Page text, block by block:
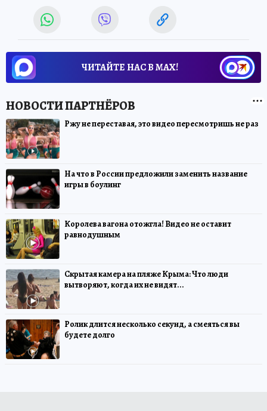
ЧИТАЙТЕ НАС В МАХ!
Ржу не переставая, это видео пересмотришь не раз
На что в России предложили заменить название
игры в боулинг
Королева вагона отожгла! Видео не оставит
равнодушным
Скрытая камера на пляже Крыма: Что люди
вытворяют, когда их не видят...
Ролик длится несколько секунд, а смеяться вы
будете долго